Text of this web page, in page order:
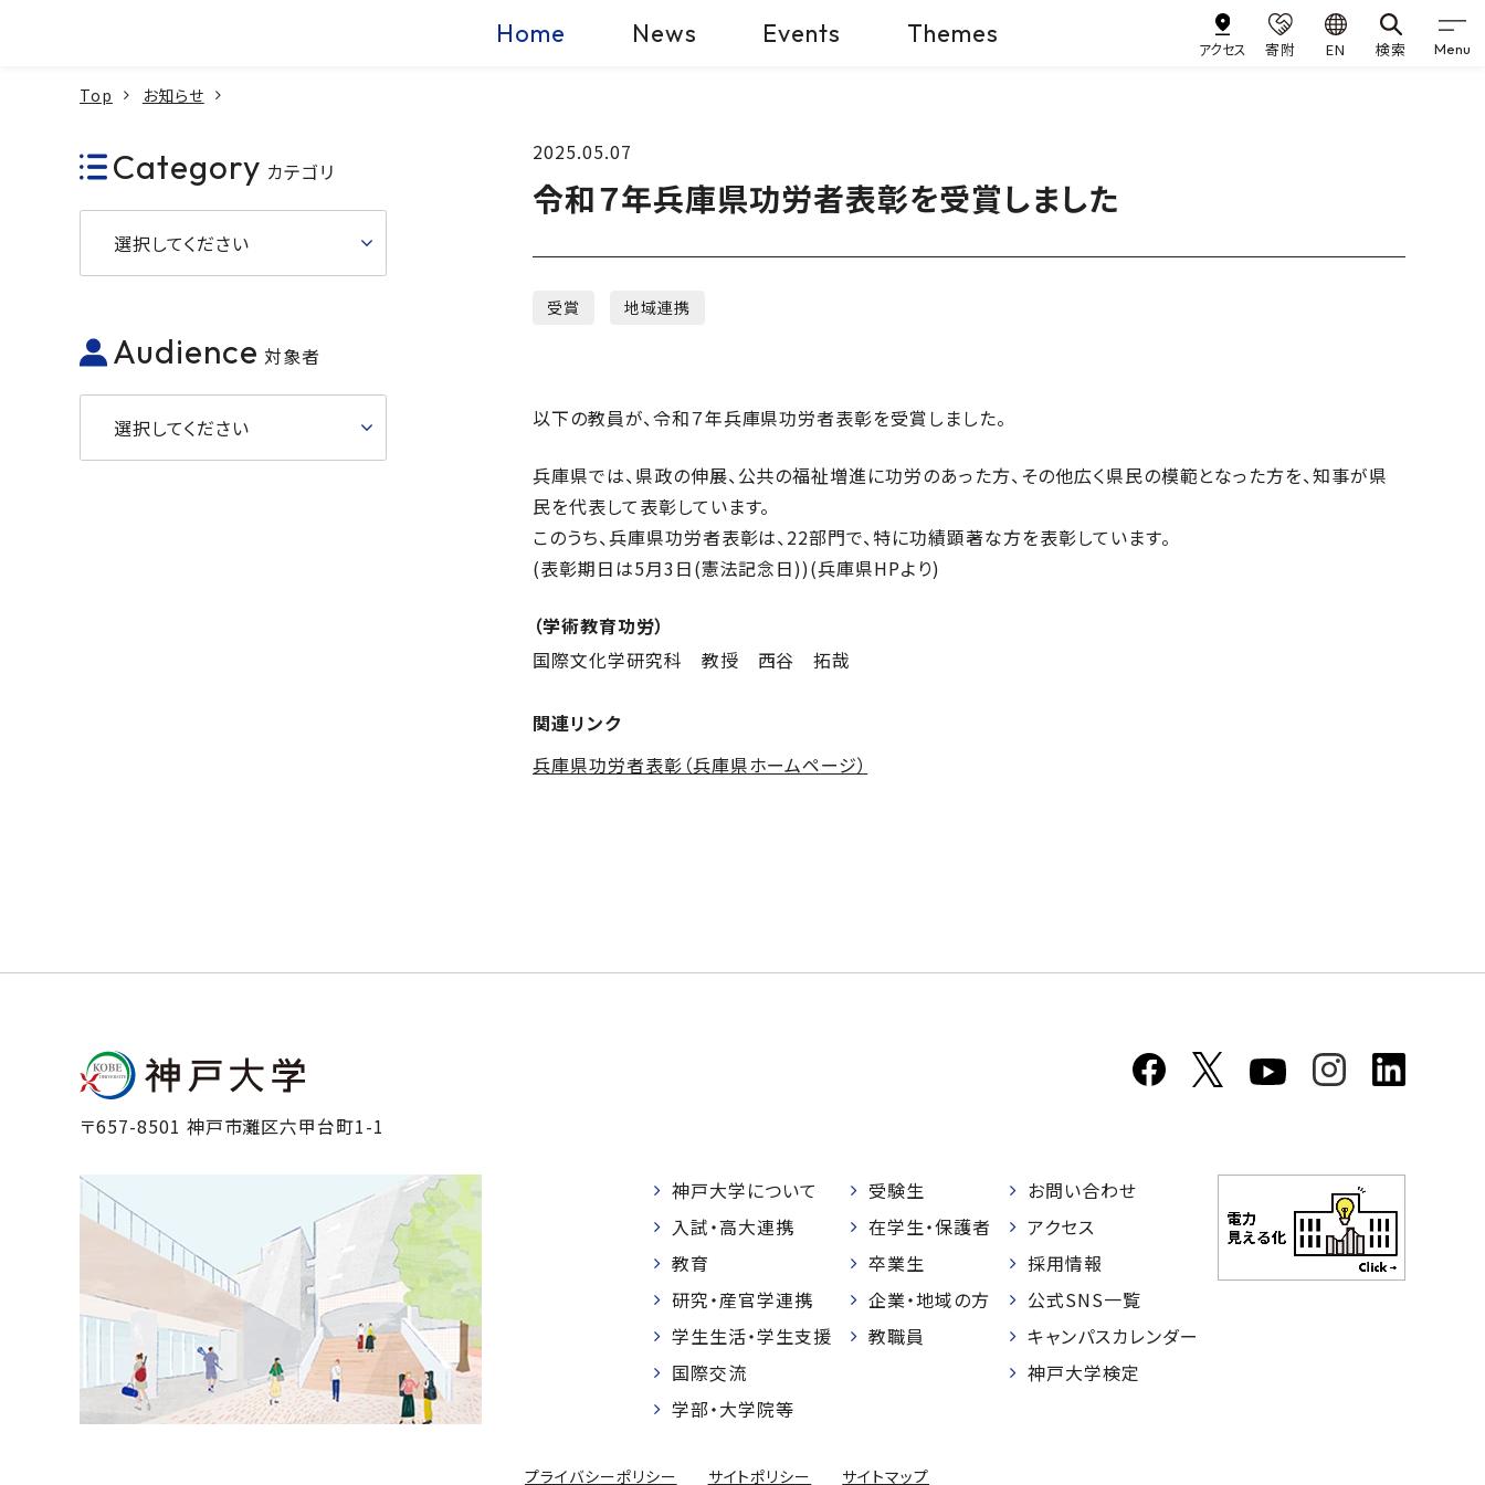
Home News Events Themes
アクセス 寄附 EN 検索 Menu
Top お知らせ
2025.05.07
令和７年兵庫県功労者表彰を受賞しました
受賞 地域連携
以下の教員が、令和７年兵庫県功労者表彰を受賞しました。
兵庫県では、県政の伸展、公共の福祉増進に功労のあった方、その他広く県民の模範となった方を、知事が県
民を代表して表彰しています。
このうち、兵庫県功労者表彰は、22部門で、特に功績顕著な方を表彰しています。
(表彰期日は5月3日(憲法記念日))(兵庫県HPより)
（学術教育功労）
国際文化学研究科 教授 西谷 拓哉
関連リンク
兵庫県功労者表彰（兵庫県ホームページ）
Category カテゴリ
選択してください
Audience 対象者
選択してください
〒657-8501 神戸市灘区六甲台町1-1
神戸大学について
入試・高大連携
教育
研究・産官学連携
学生生活・学生支援
国際交流
学部・大学院等
受験生
在学生・保護者
卒業生
企業・地域の方
教職員
お問い合わせ
アクセス
採用情報
公式SNS一覧
キャンパスカレンダー
神戸大学検定
プライバシーポリシー サイトポリシー サイトマップ